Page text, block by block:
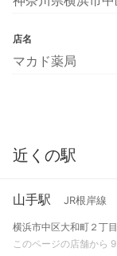
店名
マカド薬局
近くの駅
山手駅 JR根岸線
横浜市中区大和町２丁目
このページの店舗から